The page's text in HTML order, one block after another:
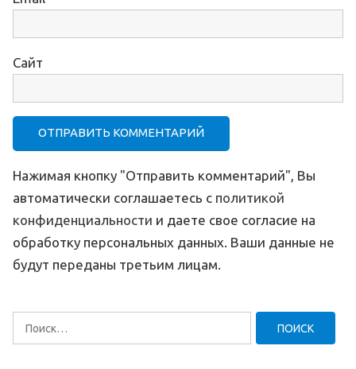
Сайт
Нажимая кнопку "Отправить комментарий", Вы
автоматически соглашаетесь с политикой
конфиденциальности и даете свое согласие на
обработку персональных данных. Ваши данные не
будут переданы третьим лицам.
Найти: